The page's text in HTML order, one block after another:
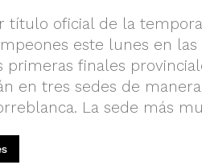
título oficial de la
este lunes en
primeras finales
en tres sedes de
La sede más